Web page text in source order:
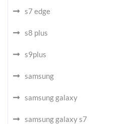
s7 edge
s8 plus
s9plus
samsung
samsung galaxy
samsung galaxy s7